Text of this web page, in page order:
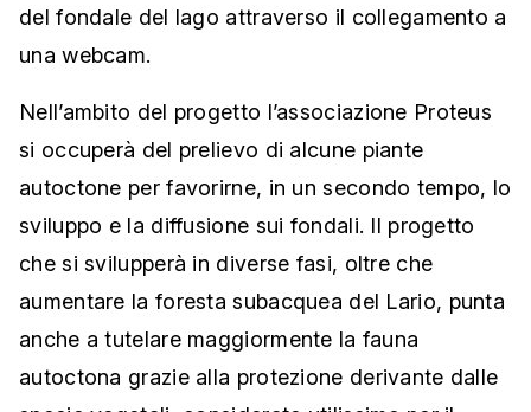
del fondale del lago attraverso il collegamento a
una webcam.
Nell’ambito del progetto l’associazione Proteus
si occuperà del prelievo di alcune piante
autoctone per favorirne, in un secondo tempo, lo
sviluppo e la diffusione sui fondali. Il progetto
che si svilupperà in diverse fasi, oltre che
aumentare la foresta subacquea del Lario, punta
anche a tutelare maggiormente la fauna
autoctona grazie alla protezione derivante dalle